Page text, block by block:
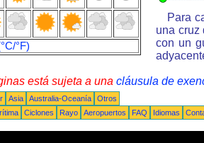
°F)
Para
una cruz
con un
está sujeta a una cláusula de
Asia Australia-Oceanía
Otros
Ciclones Rayo Aeropuertos FAQ Idiomas